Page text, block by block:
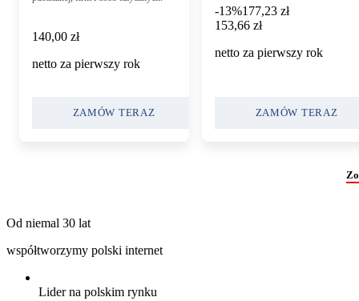
140,00 zł
140,00 zł
netto za pierwszy rok
ZAMÓW TERAZ
-13%177,23 zł
153,66 zł
153,66 zł
netto za pierwszy rok
ZAMÓW TERAZ
Od niemal 30 lat
współtworzymy polski internet
Lider na polskim rynku